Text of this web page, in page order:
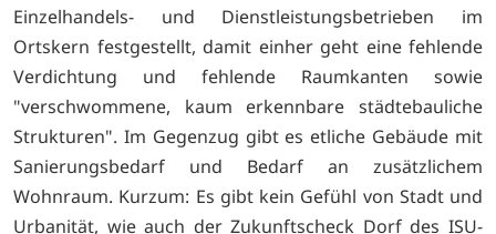
Einzelhandels- und Dienstleistungsbetrieben im
Ortskern festgestellt, damit einher geht eine fehlende
Verdichtung und fehlende Raumkanten sowie
"verschwommene, kaum erkennbare städtebauliche
Strukturen". Im Gegenzug gibt es etliche Gebäude mit
Sanierungsbedarf und Bedarf an zusätzlichem
Wohnraum. Kurzum: Es gibt kein Gefühl von Stadt und
Urbanität, wie auch der Zukunftscheck Dorf des ISU-